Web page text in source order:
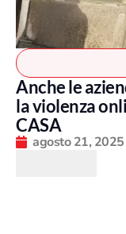
Anche le
la violenza
CASA
agosto 21, 2025